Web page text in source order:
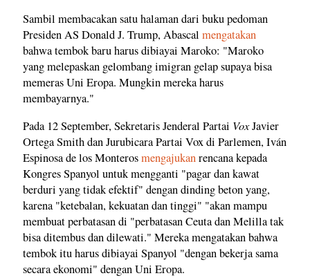
Sambil membacakan satu halaman dari buku pedoman
Presiden AS Donald J. Trump, Abascal mengatakan
bahwa tembok baru harus dibiayai Maroko: "Maroko
yang melepaskan gelombang imigran gelap supaya bisa
memeras Uni Eropa. Mungkin mereka harus
membayarnya."
Pada 12 September, Sekretaris Jenderal Partai VoxJavier
Ortega Smith dan Jurubicara Partai Vox di Parlemen, Iván
Espinosa de los Monterosmengajukanrencana kepada
Kongres Spanyol untuk mengganti "pagar dan kawat
berduri yang tidak efektif" dengan dinding beton yang,
karena "ketebalan, kekuatan dan tinggi" "akan mampu
membuat perbatasan di "perbatasan Ceuta dan Melilla tak
bisa ditembus dan dilewati." Mereka mengatakan bahwa
tembok itu harus dibiayai Spanyol "dengan bekerja sama
secara ekonomi" dengan Uni Eropa.